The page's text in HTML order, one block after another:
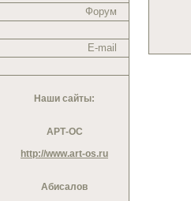
Форум
E-mail
Наши сайты:
АРТ-ОС
http://www.art-os.ru
Абисалов